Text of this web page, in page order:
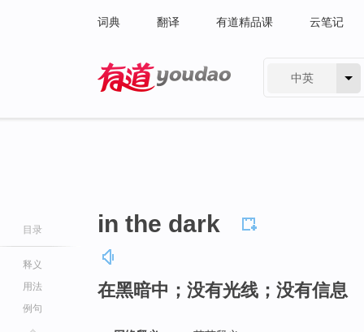
词典 翻译 有道精品课 云笔记
中英
目录
释义
用法
例句
in the dark
在黑暗中；没有光线；没有信息